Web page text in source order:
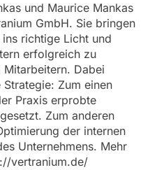
und Maurice Mankas
GmbH. Sie bringen
richtige Licht und
erfolgreich zu
Mitarbeitern. Dabei
Zum einen
Praxis erprobte
Zum anderen
der internen
Unternehmens. Mehr
vertranium.de/